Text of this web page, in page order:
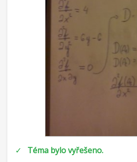
✓ Téma bylo vyřešeno.